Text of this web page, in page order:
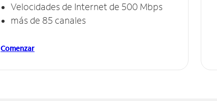
Velocidades de Internet de 500 Mbps
más de 85 canales
Comenzar